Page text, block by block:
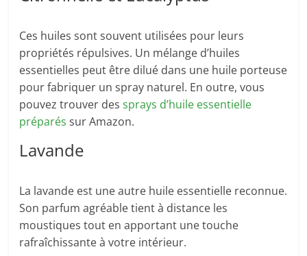
Ces huiles sont souvent utilisées pour leurs
propriétés répulsives. Un mélange d’huiles
essentielles peut être dilué dans une huile porteuse
pour fabriquer un spray naturel. En outre, vous
pouvez trouver dessprays d’huile essentielle
préparés sur Amazon.
Lavande
La lavande est une autre huile essentielle reconnue.
Son parfum agréable tient à distance les
moustiques tout en apportant une touche
rafraîchissante à votre intérieur.